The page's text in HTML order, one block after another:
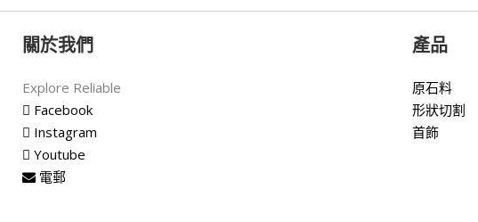
關於我們
Explore Reliable
Facebook
Instagram
Youtube
電郵
產品
原石料
形狀切割
首飾